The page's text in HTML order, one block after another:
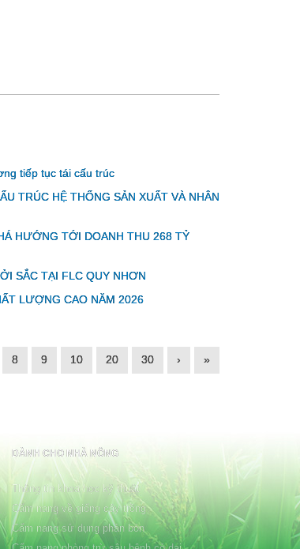
tiếp tục tái cấu trúc
TRÚC HỆ THỐNG SẢN XUẤT VÀ NHÂN
HƯỚNG TỚI DOANH THU 268 TỶ
SẮC TẠI FLC QUY NHƠN
LƯỢNG CAO NĂM 2026
8 9 10 20 30 › »
DÀNH CHO NHÀ NÔNG
Thông tin khoa học kỹ thuật
Cẩm nang về giống cây trồng
Cẩm nang sử dụng phân bón